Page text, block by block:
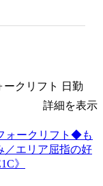
クリフト 日勤
詳細を表示